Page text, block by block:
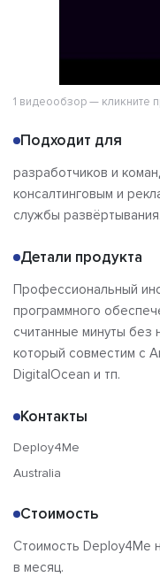
1 видеообзор — кликните
Подходит для
разработчиков и
консалтинговым и
службы развёртывания.
Детали продукта
Профессиональный
программного
считанные минуты без
который совместим с
DigitalOcean и тп.
Контакты
Deploy4Me
Australia
Стоимость
Стоимость Deploy4Me
в месяц.